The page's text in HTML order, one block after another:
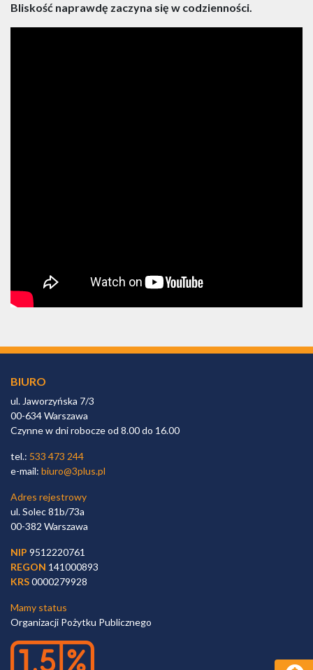
Bliskość naprawdę zaczyna się w codzienności.
BIURO
ul. Jaworzyńska 7/3
00-634 Warszawa
Czynne w dni robocze od 8.00 do 16.00
tel.: 533 473 244
e-mail: biuro@3plus.pl
Adres rejestrowy
ul. Solec 81b/73a
00-382 Warszawa
NIP 9512220761
REGON 141000893
KRS0000279928
Mamy status
Organizacji Pożytku Publicznego